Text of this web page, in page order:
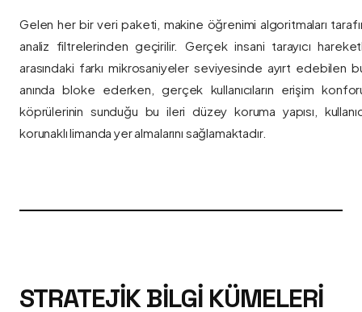
Gelen her bir veri paketi, makine öğrenimi algoritmaları
analiz filtrelerinden geçirilir. Gerçek insani tarayıcı
arasındaki farkı mikrosaniyeler seviyesinde ayırt edebilen
anında bloke ederken, gerçek kullanıcıların erişim
köprülerinin sunduğu bu ileri düzey koruma yapısı,
korunaklı limanda yer almalarını sağlamaktadır.
STRATEJIK BILGI KÜMELERI